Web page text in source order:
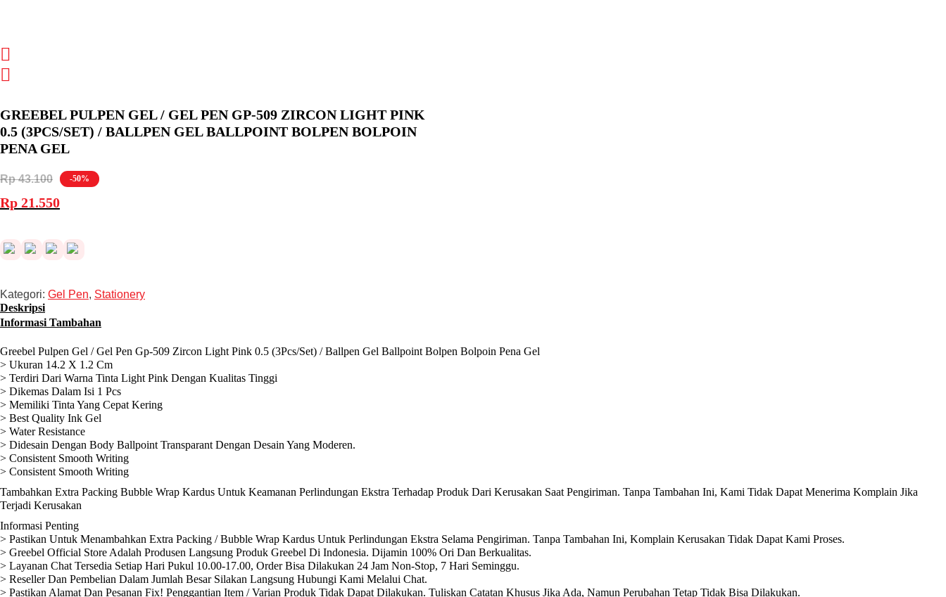
GREEBEL PULPEN GEL / GEL PEN GP-509 ZIRCON LIGHT PINK
0.5 (3PCS/SET) / BALLPEN GEL BALLPOINT BOLPEN BOLPOIN
PENA GEL
-50%
Rp43.100
Harga
aslinya
Rp 21.550Harga
saat
Rp 21.550.
Kategori: Gel Pen, Stationery
Deskripsi
Informasi Tambahan
Greebel Pulpen Gel / Gel Pen Gp-509 Zircon Light Pink 0.5 (3Pcs/Set) / Ballpen Gel Ballpoint Bolpen Bolpoin Pena Gel
> Ukuran 14.2 X 1.2 Cm
> Terdiri Dari Warna Tinta Light Pink Dengan Kualitas Tinggi
> Dikemas Dalam Isi 1 Pcs
> Memiliki Tinta Yang Cepat Kering
> Best Quality Ink Gel
> Water Resistance
> Didesain Dengan Body Ballpoint Transparant Dengan Desain Yang Moderen.
> Consistent Smooth Writing
> Consistent Smooth Writing
Tambahkan Extra Packing Bubble Wrap Kardus Untuk Keamanan Perlindungan Ekstra Terhadap Produk Dari Kerusakan Saat Pengiriman. Tanpa Tambahan Ini, Kami Tidak Dapat Menerima Komplain Jika
Terjadi Kerusakan
Informasi Penting
> Pastikan Untuk Menambahkan Extra Packing / Bubble Wrap Kardus Untuk Perlindungan Ekstra Selama Pengiriman. Tanpa Tambahan Ini, Komplain Kerusakan Tidak Dapat Kami Proses.
> Greebel Official Store Adalah Produsen Langsung Produk Greebel Di Indonesia. Dijamin 100% Ori Dan Berkualitas.
> Layanan Chat Tersedia Setiap Hari Pukul 10.00-17.00, Order Bisa Dilakukan 24 Jam Non-Stop, 7 Hari Seminggu.
> Reseller Dan Pembelian Dalam Jumlah Besar Silakan Langsung Hubungi Kami Melalui Chat.
> Pastikan Alamat Dan Pesanan Fix! Penggantian Item / Varian Produk Tidak Dapat Dilakukan. Tuliskan Catatan Khusus Jika Ada, Namun Perubahan Tetap Tidak Bisa Dilakukan.